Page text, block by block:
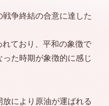
戦争終結の合意に達した
ており、平和の象徴で
た時期が象徴的に感じ
により原油が運ばれる